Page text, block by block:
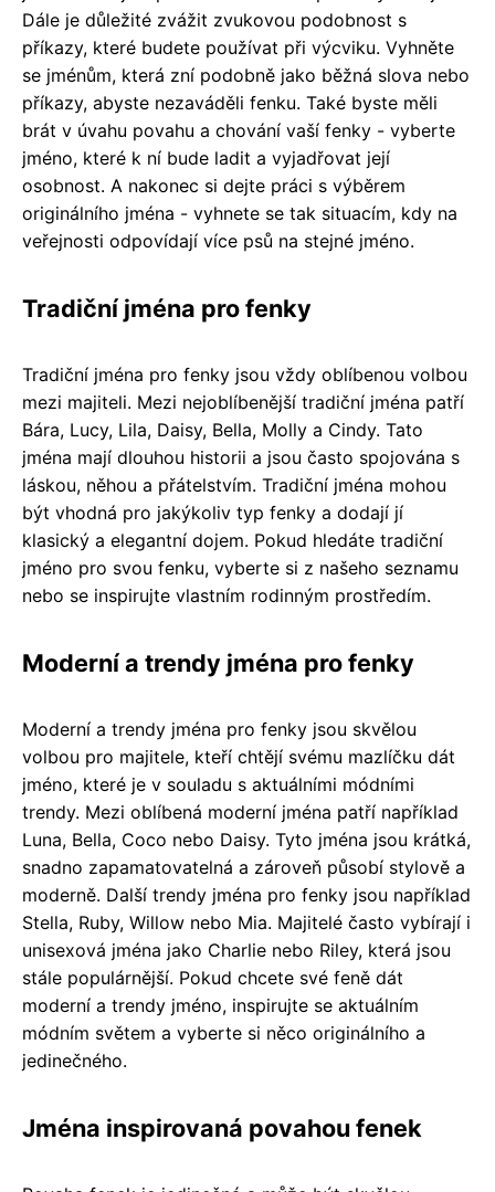
Dále je důležité zvážit zvukovou podobnost s
příkazy, které budete používat při výcviku. Vyhněte
se jménům, která zní podobně jako běžná slova nebo
příkazy, abyste nezaváděli fenku. Také byste měli
brát v úvahu povahu a chování vaší fenky - vyberte
jméno, které k ní bude ladit a vyjadřovat její
osobnost. A nakonec si dejte práci s výběrem
originálního jména - vyhnete se tak situacím, kdy na
veřejnosti odpovídají více psů na stejné jméno.
Tradiční jména pro fenky
Tradiční jména pro fenky jsou vždy oblíbenou volbou
mezi majiteli. Mezi nejoblíbenější tradiční jména patří
Bára, Lucy, Lila, Daisy, Bella, Molly a Cindy. Tato
jména mají dlouhou historii a jsou často spojována s
láskou, něhou a přátelstvím. Tradiční jména mohou
být vhodná pro jakýkoliv typ fenky a dodají jí
klasický a elegantní dojem. Pokud hledáte tradiční
jméno pro svou fenku, vyberte si z našeho seznamu
nebo se inspirujte vlastním rodinným prostředím.
Moderní a trendy jména pro fenky
Moderní a trendy jména pro fenky jsou skvělou
volbou pro majitele, kteří chtějí svému mazlíčku dát
jméno, které je v souladu s aktuálními módními
trendy. Mezi oblíbená moderní jména patří například
Luna, Bella, Coco nebo Daisy. Tyto jména jsou krátká,
snadno zapamatovatelná a zároveň působí stylově a
moderně. Další trendy jména pro fenky jsou například
Stella, Ruby, Willow nebo Mia. Majitelé často vybírají i
unisexová jména jako Charlie nebo Riley, která jsou
stále populárnější. Pokud chcete své feně dát
moderní a trendy jméno, inspirujte se aktuálním
módním světem a vyberte si něco originálního a
jedinečného.
Jména inspirovaná povahou fenek